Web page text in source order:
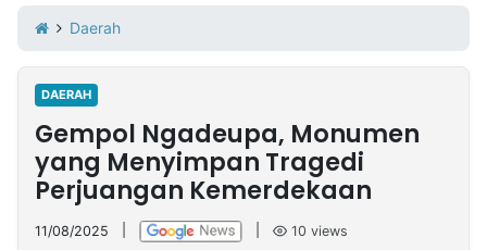
Iklan
Berita
Kami
Nasional
International
Olahraga
Entertainment
Daerah
Pariwisata
Kuliner
Kolom
Network
Daerah
DAERAH
Gempol Ngadeupa, Monumen
yang Menyimpan Tragedi
Perjuangan Kemerdekaan
11/08/2025 10 views